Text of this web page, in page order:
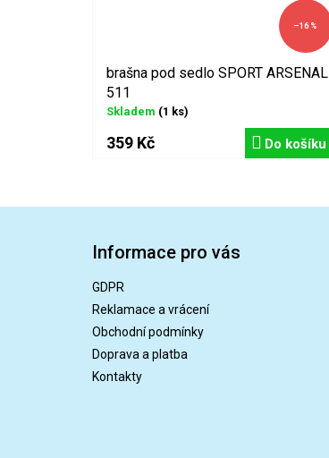
–16 %
brašna pod sedlo SPORT ARSENAL
511
Skladem (1 ks)
359 Kč Do košíku
Informace pro vás
GDPR
Reklamace a vrácení
Obchodní podmínky
Doprava a platba
Kontakty